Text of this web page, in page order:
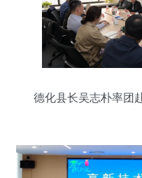
德化县长吴志朴率团